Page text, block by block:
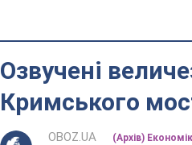
Озвучені
Кримського
OBOZ.UA
(Архів)